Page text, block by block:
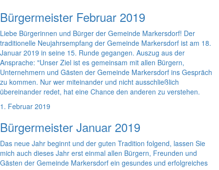
Bürgermeister Februar 2019
Liebe Bürgerinnen und Bürger der Gemeinde Markersdorf! Der
traditionelle Neujahrsempfang der Gemeinde Markersdorf ist am 18.
Januar 2019 in seine 15. Runde gegangen. Auszug aus der
Ansprache: "Unser Ziel ist es gemeinsam mit allen Bürgern,
Unternehmern und Gästen der Gemeinde Markersdorf ins Gespräch
zu kommen. Nur wer miteinander und nicht ausschließlich
übereinander redet, hat eine Chance den anderen zu verstehen.
1. Februar 2019
Bürgermeister Januar 2019
Das neue Jahr beginnt und der guten Tradition folgend, lassen Sie
mich auch dieses Jahr erst einmal allen Bürgern, Freunden und
Gästen der Gemeinde Markersdorf ein gesundes und erfolgreiches